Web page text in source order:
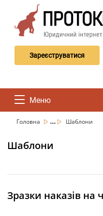
Зареєструватися
Меню
Головна ... Шаблони
Шаблони
Зразки наказів на